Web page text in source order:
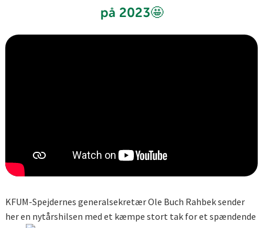
på 2023🤩
KFUM-Spejdernes generalsekretær Ole Buch Rahbek sender
her en nytårshilsen med et kæmpe stort tak for et spændende